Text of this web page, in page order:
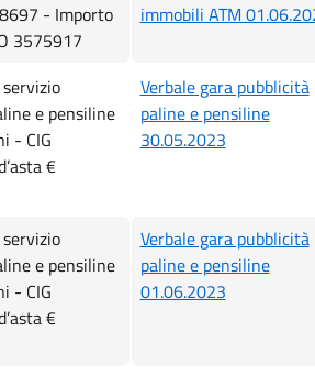
- Importo
3575917
immobili ATM
e pensiline
- CIG
€
Verbale gara pubblicità
paline e pensiline
30.05.2023
e pensiline
- CIG
€
Verbale gara pubblicità
paline e pensiline
01.06.2023